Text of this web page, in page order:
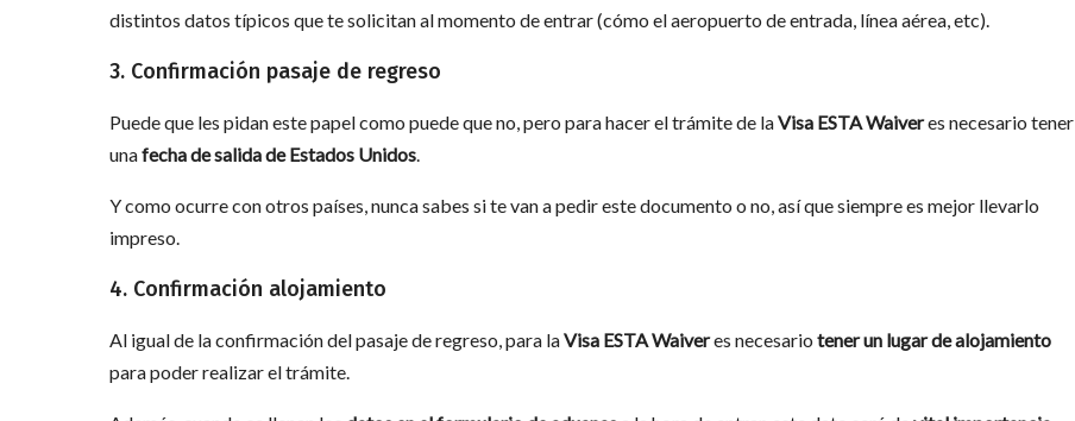
distintos datos típicos que te solicitan al momento de entrar (cómo el aeropuerto de entrada, línea aérea, etc).
3. Confirmación pasaje de regreso
Puede que les pidan este papel como puede que no, pero para hacer el trámite de laVisa ESTA Waiveres necesario tener
unafecha de salida de Estados Unidos
Y como ocurre con otros países, nunca sabes si te van a pedir este documento o no, así que siempre es mejor llevarlo
impreso.
4. Confirmación alojamiento
Al igual de la confirmación del pasaje de regreso, para laVisa ESTA Waiveres necesario tener un lugar de alojamiento
para poder realizar el trámite.